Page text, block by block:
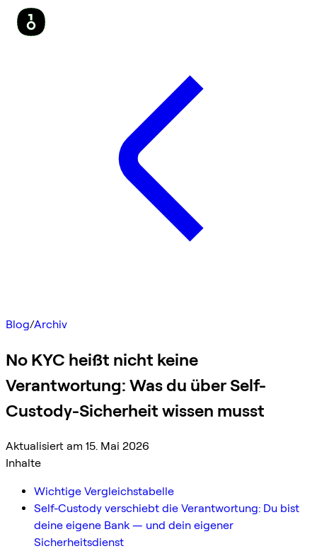
Blog/Archiv
No KYC heißt nicht keine
Verantwortung: Was du über Self-
Custody-Sicherheit wissen musst
Aktualisiert am 15. Mai 2026
Inhalte
Wichtige Vergleichstabelle
Self-Custody verschiebt die Verantwortung: Du bist
deine eigene Bank — und dein eigener
Sicherheitsdienst